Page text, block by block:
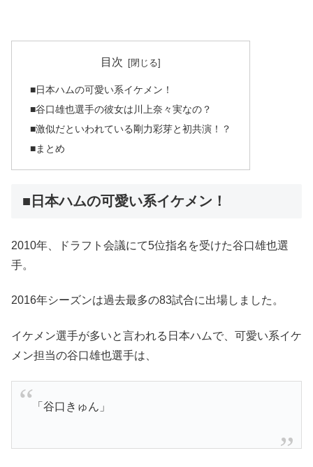
目次
■日本ハムの可愛い系イケメン！
■谷口雄也選手の彼女は川上奈々実なの？
■激似だといわれている剛力彩芽と初共演！？
■まとめ
■日本ハムの可愛い系イケメン！
2010年、ドラフト会議にて5位指名を受けた谷口雄也選
手。
2016年シーズンは過去最多の83試合に出場しました。
イケメン選手が多いと言われる日本ハムで、可愛い系イケ
メン担当の谷口雄也選手は、
「谷口きゅん」